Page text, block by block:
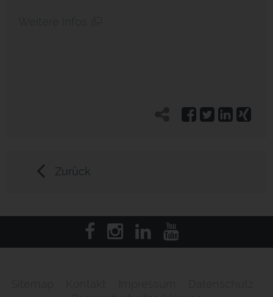
Zurück